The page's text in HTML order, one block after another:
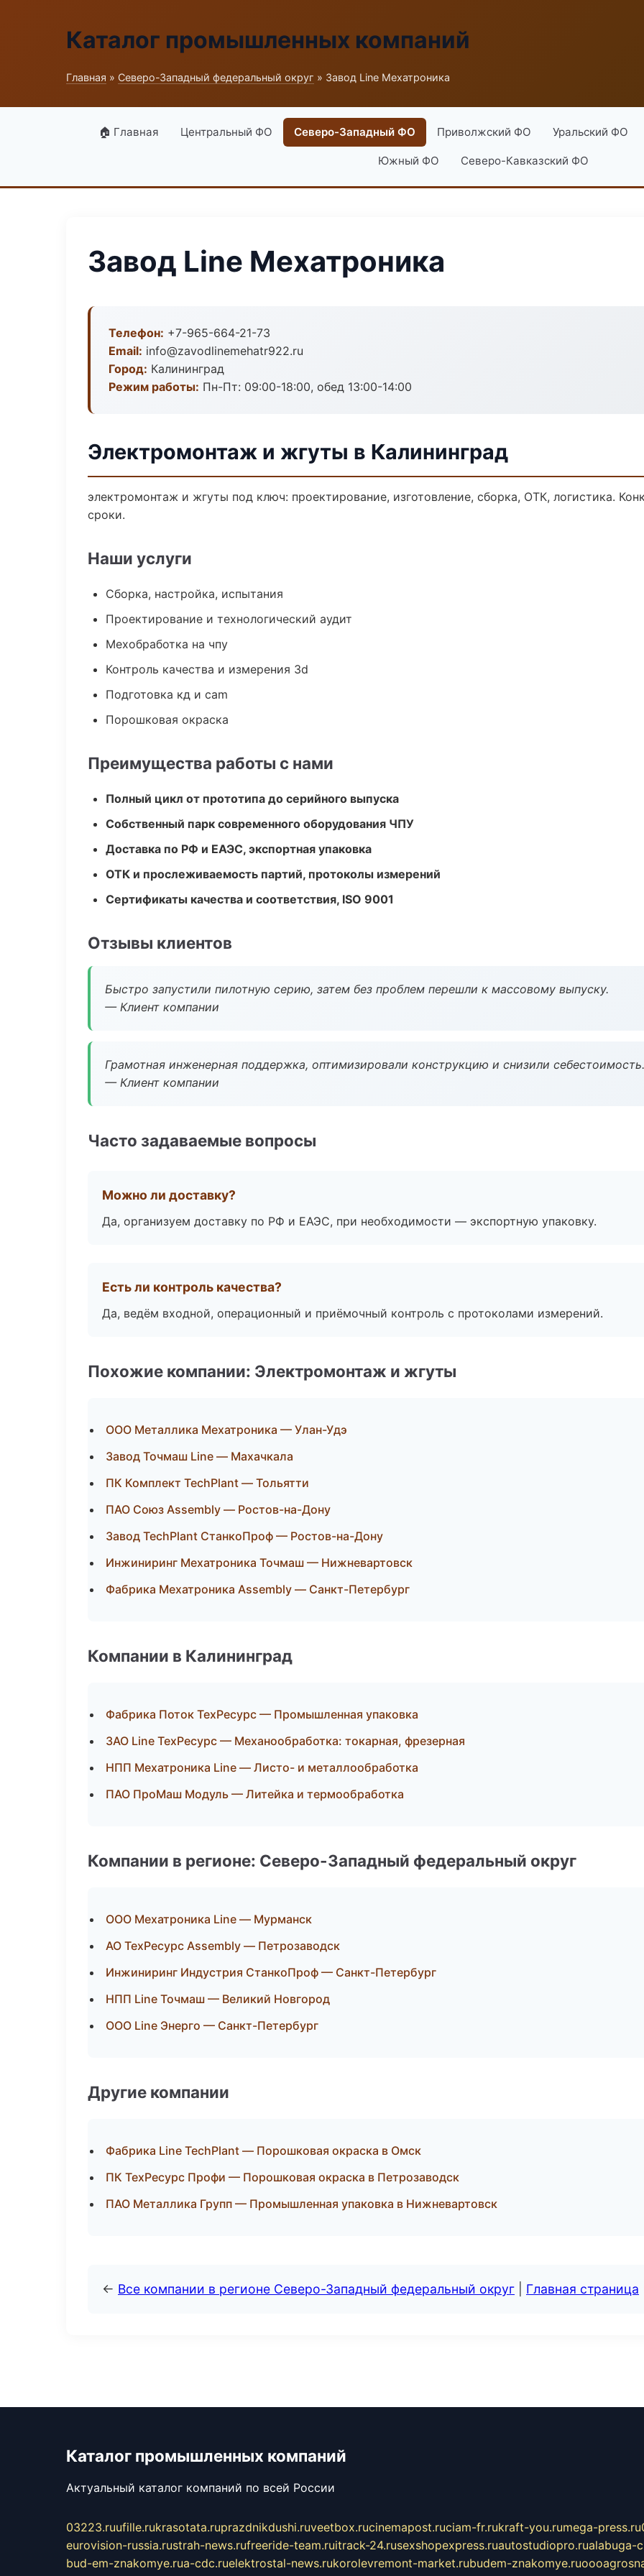
Каталог промышленных компаний
Главная » Северо-Западный федеральный округ » Завод Line Мехатроника
🏠 Главная Центральный ФО Северо-Западный ФО Приволжский ФО Уральский ФО
Южный ФО Северо-Кавказский ФО
Завод Line Мехатроника
Телефон: +7-965-664-21-73
Email: info@zavodlinemehatr922.ru
Город: Калининград
Режим работы: Пн-Пт: 09:00-18:00, обед 13:00-14:00
Электромонтаж и жгуты в Калининград
электромонтаж и жгуты под ключ: проектирование, изготовление, сборка, ОТК, логистика.
сроки.
Наши услуги
Сборка, настройка, испытания
Проектирование и технологический аудит
Мехобработка на чпу
Контроль качества и измерения 3d
Подготовка кд и cam
Порошковая окраска
Преимущества работы с нами
Полный цикл от прототипа до серийного выпуска
Собственный парк современного оборудования ЧПУ
Доставка по РФ и ЕАЭС, экспортная упаковка
ОТК и прослеживаемость партий, протоколы измерений
Сертификаты качества и соответствия, ISO 9001
Отзывы клиентов
Быстро запустили пилотную серию, затем без проблем перешли к массовому выпуску.
— Клиент компании
Грамотная инженерная поддержка, оптимизировали конструкцию и снизили себестоимость.
— Клиент компании
Часто задаваемые вопросы
Можно ли доставку?
Да, организуем доставку по РФ и ЕАЭС, при необходимости — экспортную упаковку.
Есть ли контроль качества?
Да, ведём входной, операционный и приёмочный контроль с протоколами измерений.
Похожие компании: Электромонтаж и жгуты
ООО Металлика Мехатроника — Улан-Удэ
Завод Точмаш Line — Махачкала
ПК Комплект TechPlant — Тольятти
ПАО Союз Assembly — Ростов-на-Дону
Завод TechPlant СтанкоПроф — Ростов-на-Дону
Инжиниринг Мехатроника Точмаш — Нижневартовск
Фабрика Мехатроника Assembly — Санкт-Петербург
Компании в Калининград
Фабрика Поток ТехРесурс — Промышленная упаковка
ЗАО Line ТехРесурс — Механообработка: токарная, фрезерная
НПП Мехатроника Line — Листо- и металлообработка
ПАО ПроМаш Модуль — Литейка и термообработка
Компании в регионе: Северо-Западный федеральный округ
ООО Мехатроника Line — Мурманск
АО ТехРесурс Assembly — Петрозаводск
Инжиниринг Индустрия СтанкоПроф — Санкт-Петербург
НПП Line Точмаш — Великий Новгород
ООО Line Энерго — Санкт-Петербург
Другие компании
Фабрика Line TechPlant — Порошковая окраска в Омск
ПК ТехРесурс Профи — Порошковая окраска в Петрозаводск
ПАО Металлика Групп — Промышленная упаковка в Нижневартовск
← Все компании в регионе Северо-Западный федеральный округ Главная страница
Каталог промышленных компаний
Актуальный каталог компаний по всей России
03223.ruufille.rukrasotata.ruprazdnikdushi.ruveetbox.rucinemapost.ruciam-fr.rukraft-you.rumega-press.ru
eurovision-russia.rustrah-news.rufreeride-team.ruitrack-24.rusexshopexpress.ruautostudiopro.rualabuga-
bud-em-znakomye.rua-cdc.ruelektrostal-news.rukorolevremont-market.rubudem-znakomye.ru